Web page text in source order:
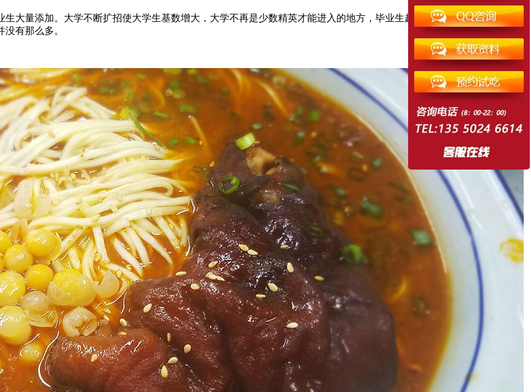
大量添加。大学不断扩招使大学生基数增大，大学不再是少数精英才能进入的地方，毕业生越多就需要越多的工作机
有那么多。